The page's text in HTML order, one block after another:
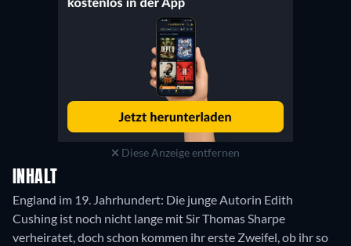
Diese Anzeige entfernen
INHALT
England im 19. Jahrhundert: Die junge Autorin Edith
Cushing ist noch nicht lange mit Sir Thomas Sharpe
verheiratet, doch schon kommen ihr erste Zweifel, ob ihr so